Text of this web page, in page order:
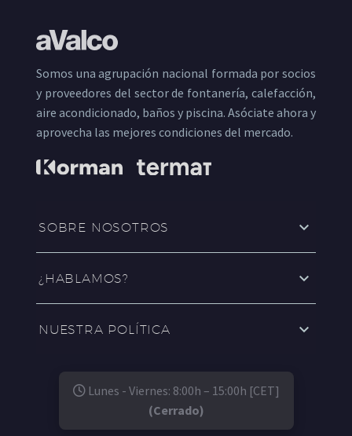
Somos una agrupación nacional formada por socios
y proveedores del sector de fontanería, calefacción,
aire acondicionado, baños y piscina. Asóciate ahora y
aprovecha las mejores condiciones del mercado.
SOBRE NOSOTROS
¿HABLAMOS?
NUESTRA POLÍTICA
Lunes - Viernes: 8:00h – 15:00h [CET]
(Cerrado)